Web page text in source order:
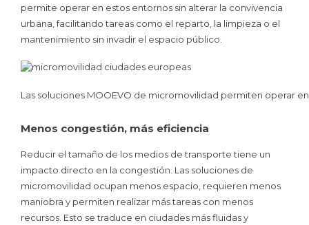
permite operar en estos entornos sin alterar la convivencia
urbana, facilitando tareas como el reparto, la limpieza o el
mantenimiento sin invadir el espacio público.
Las soluciones MOOEVO de micromovilidad permiten operar
Menos congestión, más eficiencia
Reducir el tamaño de los medios de transporte tiene un
impacto directo en la congestión. Las soluciones de
micromovilidad ocupan menos espacio, requieren menos
maniobra y permiten realizar más tareas con menos
recursos. Esto se traduce en ciudades más fluidas y